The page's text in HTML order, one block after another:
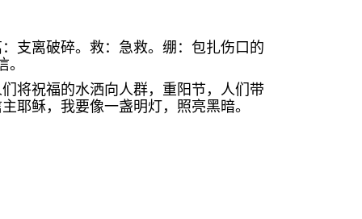
支离破碎。救：急救。绷：包扎伤口的
将祝福的水洒向人群，重阳节，人们带
耶稣，我要像一盏明灯，照亮黑暗。